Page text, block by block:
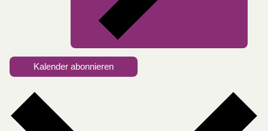
Kalender abonnieren